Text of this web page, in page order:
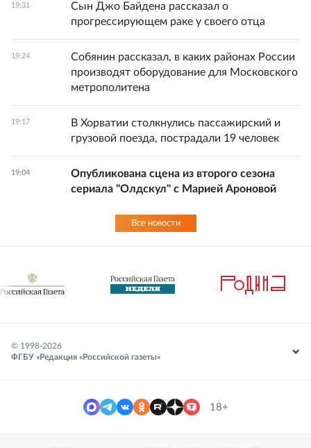
19:31
Сын Джо Байдена рассказал о
прогрессирующем раке у своего отца
19:24
Собянин рассказал, в каких районах России
производят оборудование для Московского
метрополитена
19:17
В Хорватии столкнулись пассажирский и
грузовой поезда, пострадали 19 человек
19:04
Опубликована сцена из второго сезона
сериала "Олдскул" с Марией Ароновой
Все новости
© 1998-2026
ФГБУ «Редакция «Российской газеты»
18+